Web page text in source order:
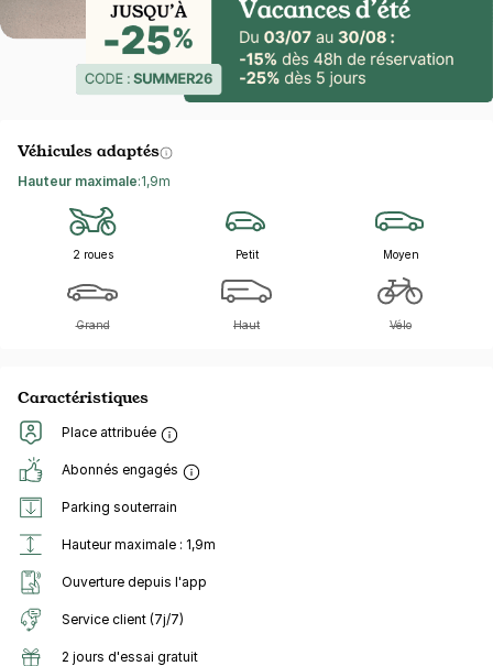
Véhicules adaptés
Hauteur maximale:1,9m
2 roues Petit Moyen
Grand Haut Vélo
Caractéristiques
Place attribuée
Abonnés engagés
Parking souterrain
Hauteur maximale : 1,9m
Ouverture depuis l'app
Service client (7j/7)
2 jours d'essai gratuit